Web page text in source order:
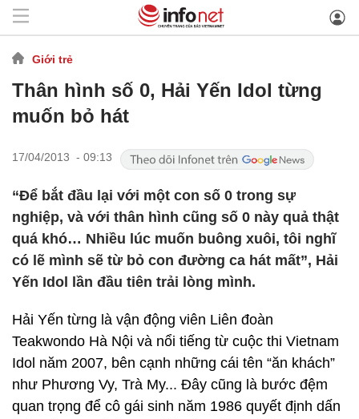
Giới trẻ
Thân hình số 0, Hải Yến Idol từng
muốn bỏ hát
17/04/2013 - 09:13
“Để bắt đầu lại với một con số 0 trong sự
nghiệp, và với thân hình cũng số 0 này quả thật
quá khó… Nhiều lúc muốn buông xuôi, tôi nghĩ
có lẽ mình sẽ từ bỏ con đường ca hát mất”, Hải
Yến Idol lần đầu tiên trải lòng mình.
Hải Yến từng là vận động viên Liên đoàn
Teakwondo Hà Nội và nổi tiếng từ cuộc thi Vietnam
Idol năm 2007, bên cạnh những cái tên “ăn khách”
như Phương Vy, Trà My... Đây cũng là bước đệm
quan trọng để cô gái sinh năm 1986 quyết định dấn